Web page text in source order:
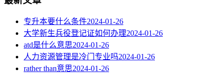
专升本要什么条件2024-01-26
大学新生兵役登记证如何办理2024-01-26
atd是什么意思2024-01-26
人力资源管理是冷门专业吗2024-01-26
rather than意思2024-01-26